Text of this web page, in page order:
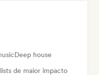
Deep house
de maior impacto